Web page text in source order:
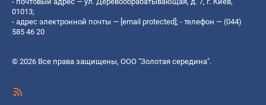
01013;
- адрес электронной почты — [email protected] ; - телефон — (044)
585 46 20
© 2026 Все права защищены, ООО "Золотая середина".